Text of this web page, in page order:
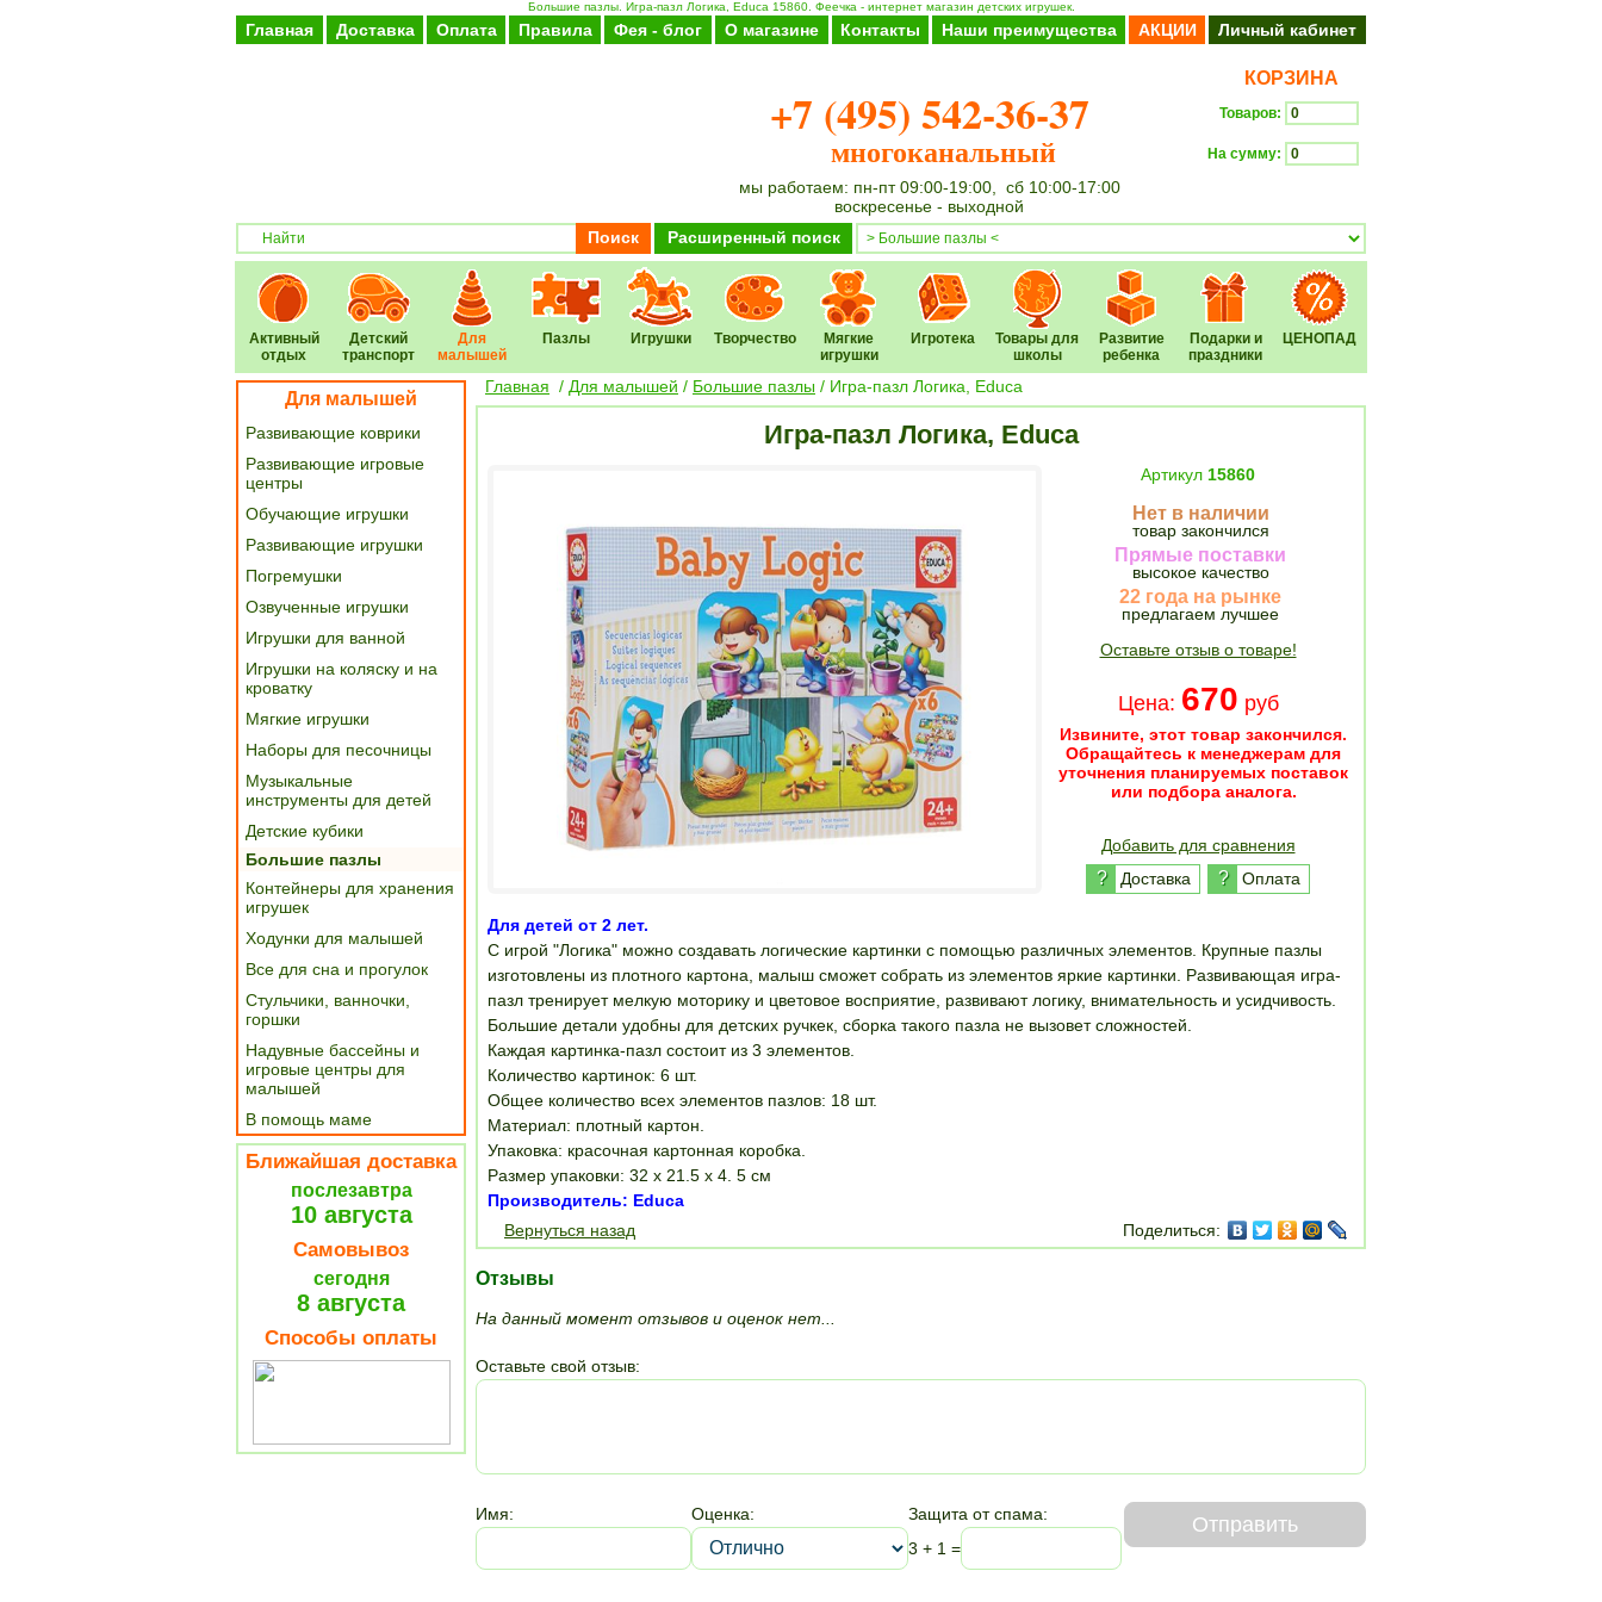
Большие пазлы. Игра-пазл Логика, Educa 15860. Феечка - интернет магазин детских игрушек.
Главная Доставка Оплата Правила Фея - блог О магазине Контакты Наши преимущества АКЦИИ Личный кабинет
+7 (495) 542-36-37
многоканальный
мы работаем: пн-пт 09:00-19:00, сб 10:00-17:00
воскресенье - выходной
КОРЗИНА
Товаров:
На сумму:
Поиск Расширенный поиск
Активный
отдых
Детский
транспорт
Для
малышей
Пазлы Игрушки Творчество
Мягкие
игрушки
Игротека
Товары для
школы
Развитие
ребенка
Подарки и
праздники
ЦЕНОПАД
Для малышей
Развивающие коврики
Развивающие игровые
центры
Обучающие игрушки
Развивающие игрушки
Погремушки
Озвученные игрушки
Игрушки для ванной
Игрушки на коляску и на
кроватку
Мягкие игрушки
Наборы для песочницы
Музыкальные
инструменты для детей
Детские кубики
Большие пазлы
Контейнеры для хранения
игрушек
Ходунки для малышей
Все для сна и прогулок
Стульчики, ванночки,
горшки
Надувные бассейны и
игровые центры для
малышей
В помощь маме
Ближайшая доставка
послезавтра
10 августа
Самовывоз
сегодня
8 августа
Способы оплаты
Главная / Для малышей / Большие пазлы / Игра-пазл Логика, Educa
Игра-пазл Логика, Educa
Артикул 15860
Нет в наличии
товар закончился
Прямые поставки
высокое качество
22 года на рынке
предлагаем лучшее
Оставьте отзыв о товаре!
Цена: 670 руб
Извините, этот товар закончился.
Обращайтесь к менеджерам для
уточнения планируемых поставок
или подбора аналога.
Добавить для сравнения
? Доставка ? Оплата
Для детей от 2 лет.
С игрой "Логика" можно создавать логические картинки с помощью различных элементов. Крупные пазлы
изготовлены из плотного картона, малыш сможет собрать из элементов яркие картинки. Развивающая игра-
пазл тренирует мелкую моторику и цветовое восприятие, развивают логику, внимательность и усидчивость.
Большие детали удобны для детских ручкек, сборка такого пазла не вызовет сложностей.
Каждая картинка-пазл состоит из 3 элементов.
Количество картинок: 6 шт.
Общее количество всех элементов пазлов: 18 шт.
Материал: плотный картон.
Упаковка: красочная картонная коробка.
Размер упаковки: 32 x 21.5 x 4. 5 см
Производитель: Educa
Вернуться назад
Поделиться:
Отзывы
На данный момент отзывов и оценок нет...
Оставьте свой отзыв:
Имя: Оценка:
Защита от спама:
3 + 1 =
Отправить